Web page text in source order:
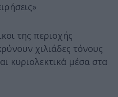
της περιοχής
χιλιάδες τόνους
κυριολεκτικά μέσα στα